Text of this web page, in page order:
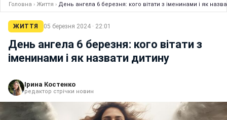
Головна › Життя › День ангела 6 березня: кого вітати з іменинами і як
ЖИТТЯ 05 березня 2024 · 22:01
День ангела 6 березня: кого вітати з
іменинами і як назвати дитину
Ірина Костенко
редактор стрічки новин